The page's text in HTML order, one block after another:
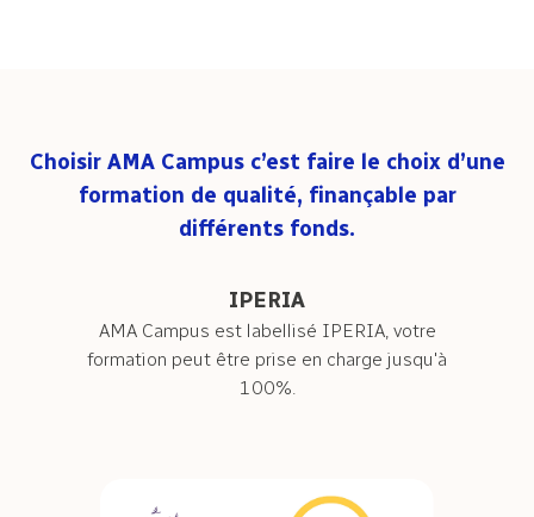
Choisir AMA Campus c’est faire le choix d’une
formation de qualité, finançable par
différents fonds.
IPERIA
AMA Campus est labellisé IPERIA, votre
formation peut être prise en charge jusqu'à
100%.